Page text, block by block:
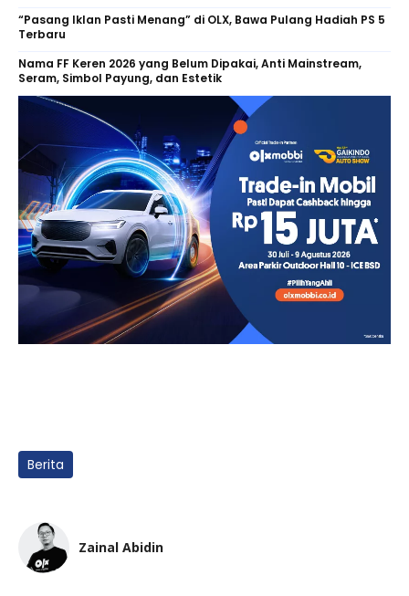
“Pasang Iklan Pasti Menang” di OLX, Bawa Pulang Hadiah PS 5
Terbaru
Nama FF Keren 2026 yang Belum Dipakai, Anti Mainstream,
Seram, Simbol Payung, dan Estetik
Berita
Zainal Abidin